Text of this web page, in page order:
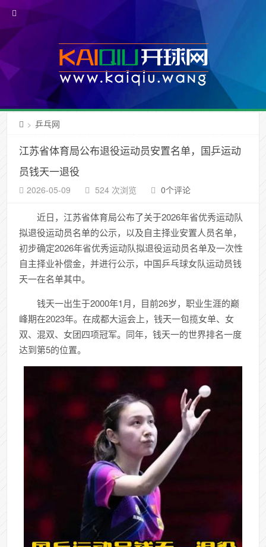
> 乒乓网
江苏省体育局公布退役运动员安置名单，国乒运动
员钱天一退役
2026-05-09 524 次浏览 0个评论
近日，江苏省体育局公布了关于2026年省优秀运动队
拟退役运动员名单的公示，以及自主择业安置人员名单，
初步确定2026年省优秀运动队拟退役运动员名单及一次性
自主择业补偿金，并进行公示，中国乒乓球女队运动员钱
天一在名单其中。
钱天一出生于2000年1月，目前26岁，职业生涯的巅
峰期在2023年。在成都大运会上，钱天一包揽女单、女
双、混双、女团四项冠军。同年，钱天一的世界排名一度
达到第5的位置。